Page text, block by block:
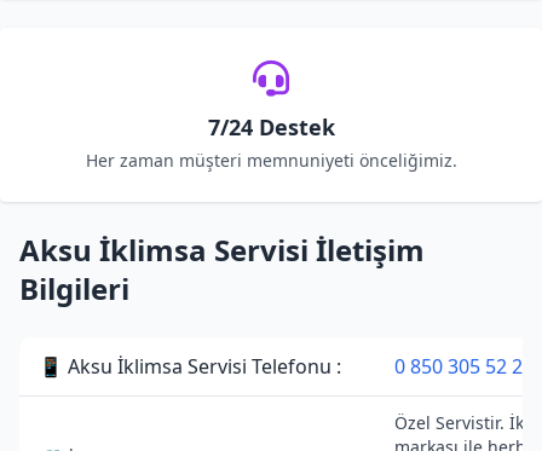
7/24 Destek
Her zaman müşteri memnuniyeti önceliğimiz.
Aksu İklimsa Servisi İletişim
Bilgileri
📱 Aksu İklimsa Servisi Telefonu : 0 850 305 52 28
Özel Servistir.